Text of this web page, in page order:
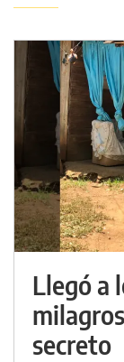
Llegó a
secreto